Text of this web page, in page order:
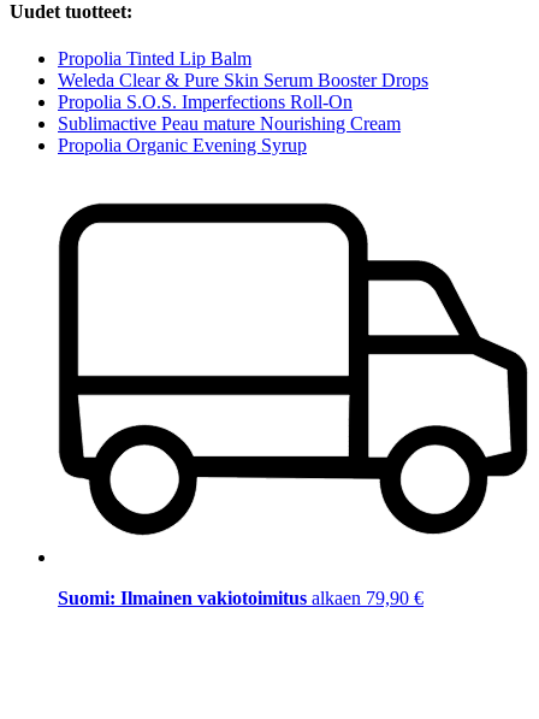
Uudet tuotteet:
Propolia Tinted Lip Balm
Weleda Clear & Pure Skin Serum Booster Drops
Propolia S.O.S. Imperfections Roll-On
Sublimactive Peau mature Nourishing Cream
Propolia Organic Evening Syrup
Suomi: Ilmainen vakiotoimitus alkaen 79,90 €